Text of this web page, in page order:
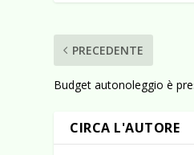
PRECEDENTE
Budget autonoleggio è
CIRCA L'AUTORE